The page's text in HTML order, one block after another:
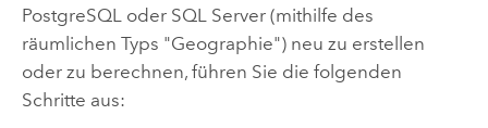
PostgreSQLoder SQL Server(mithilfe des
räumlichen Typs "Geographie") neu zu erstellen
oder zu berechnen, führen Sie die folgenden
Schritte aus: